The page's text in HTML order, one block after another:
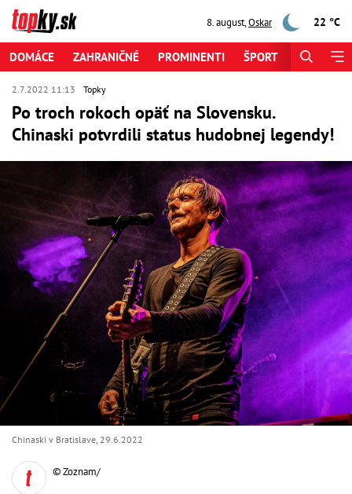
8. august,Oskar 22 °C
DOMÁCE ZAHRANIČNÉ PROMINENTI ŠPORT
2.7.2022 11:13 Topky
Po troch rokoch opäť na Slovensku.
Chinaski potvrdili status hudobnej legendy!
Chinaski v Bratislave, 29.6.2022
© Zoznam/